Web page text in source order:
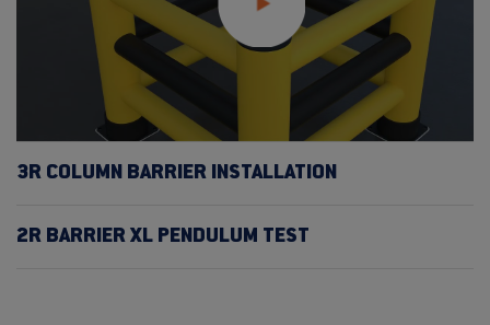
3R COLUMN BARRIER INSTALLATION
2R BARRIER XL PENDULUM TEST